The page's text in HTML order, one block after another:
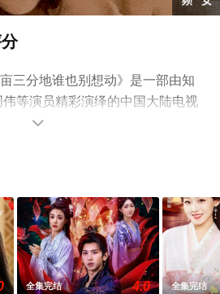
三分地谁也别想动》是一部由知
等演员精彩演绎的中国大陆电视
更新全集），手机免费观看高清
视猫或剧情网等平台了解。

全集完结 4.0 全集完结